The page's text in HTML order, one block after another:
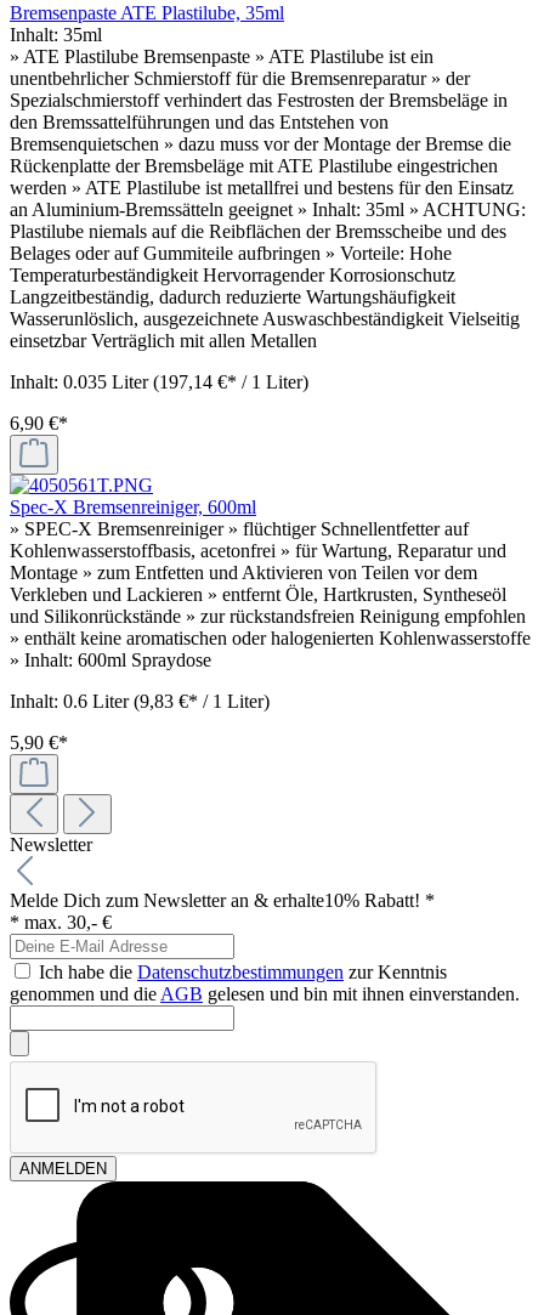
Bremsenpaste ATE Plastilube, 35ml
Inhalt: 35ml
» ATE Plastilube Bremsenpaste » ATE Plastilube ist ein
unentbehrlicher Schmierstoff für die Bremsenreparatur » der
Spezialschmierstoff verhindert das Festrosten der Bremsbeläge in
den Bremssattelführungen und das Entstehen von
Bremsenquietschen » dazu muss vor der Montage der Bremse die
Rückenplatte der Bremsbeläge mit ATE Plastilube eingestrichen
werden » ATE Plastilube ist metallfrei und bestens für den Einsatz
an Aluminium-Bremssätteln geeignet » Inhalt: 35ml » ACHTUNG:
Plastilube niemals auf die Reibflächen der Bremsscheibe und des
Belages oder auf Gummiteile aufbringen » Vorteile: Hohe
Temperaturbeständigkeit Hervorragender Korrosionschutz
Langzeitbeständig, dadurch reduzierte Wartungshäufigkeit
Wasserunlöslich, ausgezeichnete Auswaschbeständigkeit Vielseitig
einsetzbar Verträglich mit allen Metallen
Inhalt: 0.035 Liter(197,14 €* / 1 Liter)
6,90 €*
Spec-X Bremsenreiniger, 600ml
» SPEC-X Bremsenreiniger » flüchtiger Schnellentfetter auf
Kohlenwasserstoffbasis, acetonfrei » für Wartung, Reparatur und
Montage » zum Entfetten und Aktivieren von Teilen vor dem
Verkleben und Lackieren » entfernt Öle, Hartkrusten, Syntheseöl
und Silikonrückstände » zur rückstandsfreien Reinigung empfohlen
» enthält keine aromatischen oder halogenierten Kohlenwasserstoffe
» Inhalt: 600ml Spraydose
Inhalt: 0.6 Liter(9,83 €* / 1 Liter)
5,90 €*
Newsletter
Melde Dich zum Newsletter an & erhalte10% Rabatt! *
* max. 30,- €
Ich habe die Datenschutzbestimmungen zur Kenntnis
genommen und die AGB gelesen und bin mit ihnen einverstanden.
ANMELDEN